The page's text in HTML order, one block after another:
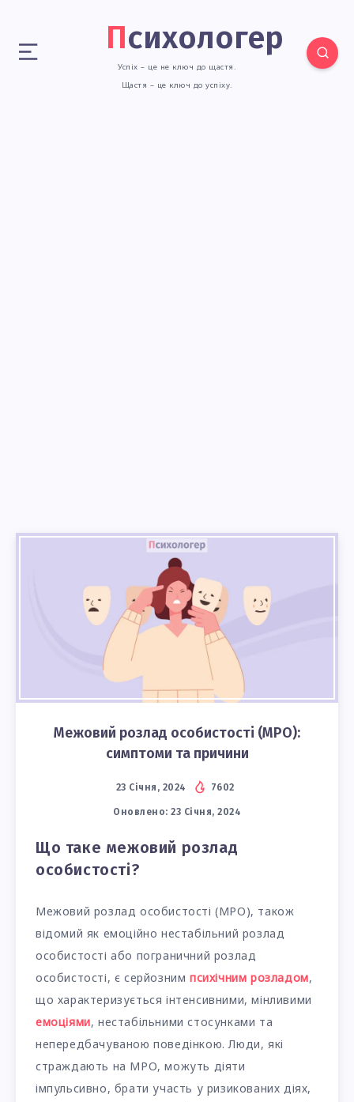
Психологер
Успіх – це не ключ до щастя.
Щастя – це ключ до успіху.
Межовий розлад особистості (МРО):
симптоми та причини
23 Січня, 2024 7602
Оновлено: 23 Січня, 2024
Що таке межовий розлад
особистості?
Межовий розлад особистості (МРО), також
відомий як емоційно нестабільний розлад
особистості або пограничний розлад
особистості, є серйозним психічним розладом,
що характеризується інтенсивними, мінливими
емоціями, нестабільними стосунками та
непередбачуваною поведінкою. Люди, які
страждають на МРО, можуть діяти
імпульсивно, брати участь у ризикованих діях,